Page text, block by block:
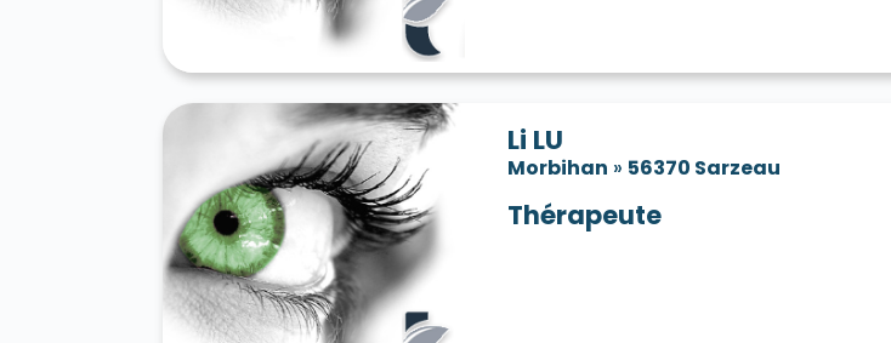
Li LU
Morbihan » 56370 Sarzeau
Thérapeute